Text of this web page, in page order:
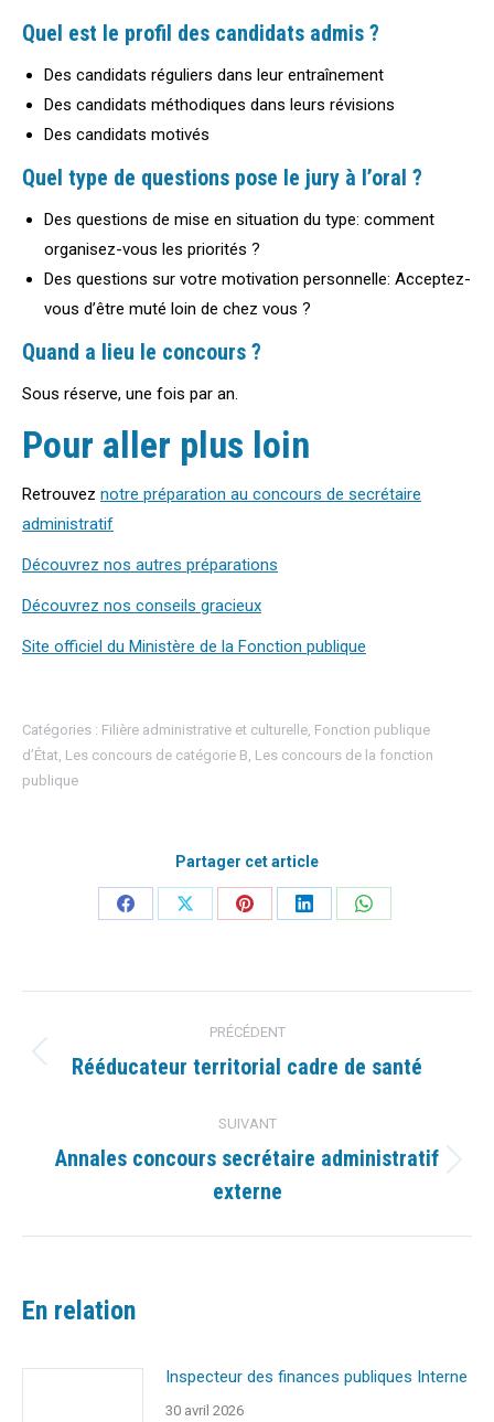
Quel est le profil des candidats admis ?
Des candidats réguliers dans leur entraînement
Des candidats méthodiques dans leurs révisions
Des candidats motivés
Quel type de questions pose le jury à l’oral ?
Des questions de mise en situation du type: comment
organisez-vous les priorités ?
Des questions sur votre motivation personnelle: Acceptez-
vous d’être muté loin de chez vous ?
Quand a lieu le concours ?
Sous réserve, une fois par an.
Pour aller plus loin
Retrouvez notre préparation au concours de secrétaire
administratif
Découvrez nos autres préparations
Découvrez nos conseils gracieux
Site officiel du Ministère de la Fonction publique
Catégories : Filière administrative et culturelle, Fonction publique
d’État, Les concours de catégorie B, Les concours de la fonction
publique
Partager cet article
PartagerPartagerPartagerPartagerPartager
article
PRÉCÉDENT
Article
:
Rééducateur territorial cadre de santé
SUIVANT
Article
suivant
:
Annales concours secrétaire administratif
externe
En relation
Inspecteur des finances publiques Interne
30 avril 2026